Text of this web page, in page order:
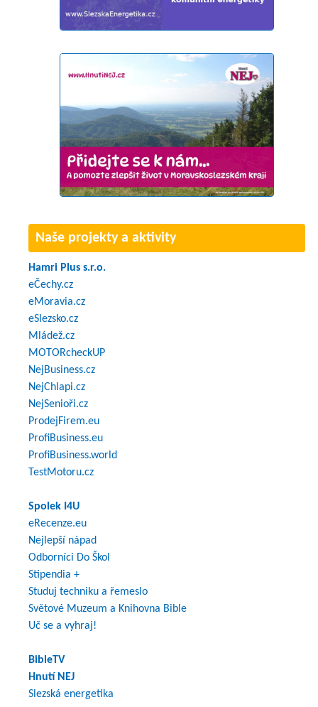
Naše projekty a aktivity
Hamri Plus s.r.o.
eČechy.cz
eMoravia.cz
eSlezsko.cz
Mládež.cz
MOTORcheckUP
NejBusiness.cz
NejChlapi.cz
NejSenioři.cz
ProdejFirem.eu
ProfiBusiness.eu
ProfiBusiness.world
TestMotoru.cz
Spolek I4U
eRecenze.eu
Nejlepší nápad
Odborníci Do Škol
Stipendia +
Studuj techniku a řemeslo
Světové Muzeum a Knihovna Bible
Uč se a vyhraj!
BibleTV
Hnutí NEJ
Slezská energetika